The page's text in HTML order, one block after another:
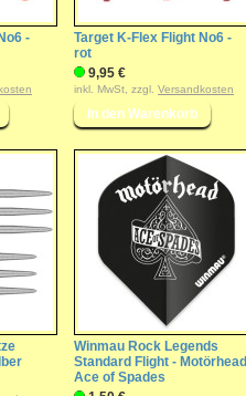
-
Target K-Flex Flight No6 -
rot
9,95 €
inkl. MwSt, zzgl. Versandkosten
Winmau Rock Legends
Standard Flight - Motörhead
Ace of Spades